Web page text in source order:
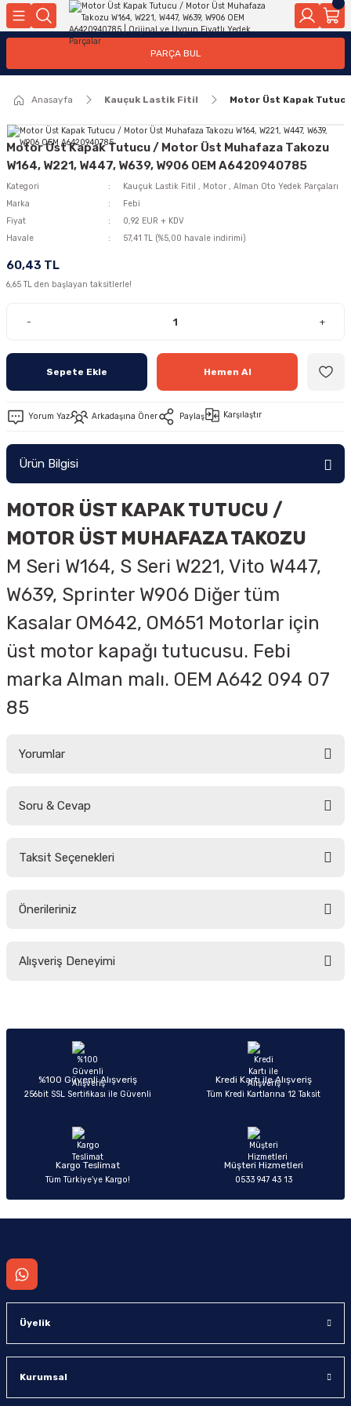
Geri Dön
Geri Dön
Geri Dön
Yakıt Pompası, Yakıt Hatları
Motor Elektrik
Ateşleme Buji Bobin Buji Kablosu
Geri Dön
Geri Dön
Geri Dön
Kollar
Geri Dön
Geri Dön
Ön Arka
Geri Dön
PARÇA BUL
Anasayfa Kauçuk Lastik Fitil Motor Üst Kapak
Motor Üst Kapak Tutucu / Motor Üst Muhafaza Takozu
W164, W221, W447, W639, W906 OEM A6420940785
Kategori Kauçuk Lastik Fitil , Motor , Alman Oto Yedek Parçaları
Marka
Febi
Fiyat
0,92 EUR + KDV
Havale
57,41 TL (%5,00 havale indirimi)
60,43 TL
6,65 TL den başlayan taksitlerle!
- +
Sepete Ekle Hemen Al
Yorum Yaz Arkadaşına Öner Paylaş Karşılaştır
Ürün Bilgisi
MOTOR ÜST KAPAK TUTUCU /
MOTOR ÜST MUHAFAZA TAKOZU
M Seri W164, S Seri W221, Vito W447,
W639, Sprinter W906 Diğer tüm
Kasalar OM642, OM651 Motorlar için
üst motor kapağı tutucusu. Febi
marka Alman malı. OEM A642 094 07
85
Yorumlar
Soru & Cevap
Taksit Seçenekleri
Önerileriniz
yetersiz gördüğünüz noktaları öneri formunu kullanarak tarafımıza
Ürün açıklamasında eksik bilgiler bulunuyor.
Ürün bilgilerinde hatalar bulunuyor.
Ürün fiyatı diğer sitelerden daha pahalı.
Alışveriş Deneyimi
Sitemize ilk yorumu siz yapın!
%100 Güvenli Alışveriş
256bit SSL Sertifikası ile Güvenli
Kredi Kartı ile Alışveriş
Tüm Kredi Kartlarına 12 Taksit
Kargo Teslimat
Tüm Türkiye’ye Kargo!
Müşteri Hizmetleri
0533 947 43 13
Üyelik
Kurumsal